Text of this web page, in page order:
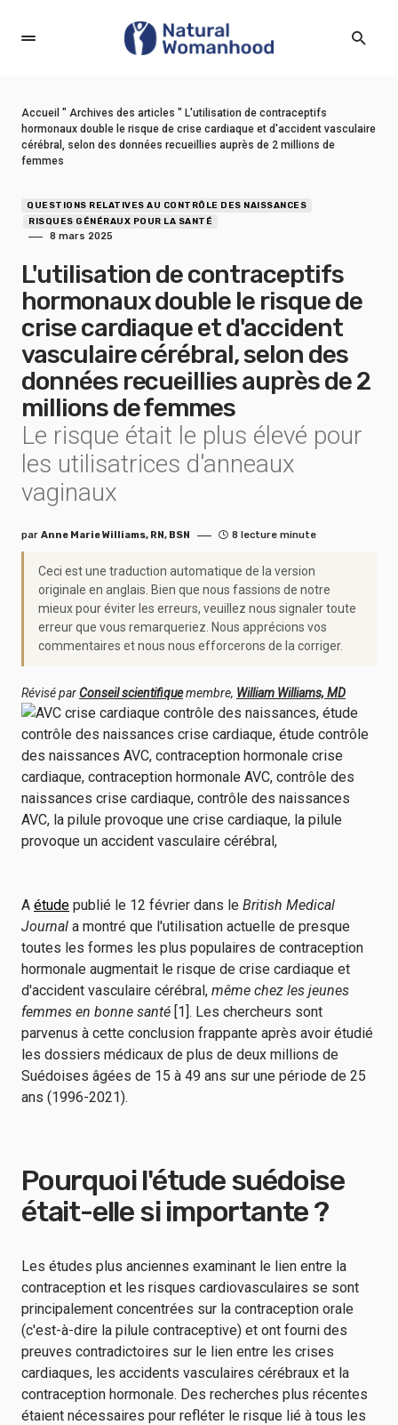
Accueil " Archives des articles " L'utilisation de contraceptifs
hormonaux double le risque de crise cardiaque et d'accident vasculaire
cérébral, selon des données recueillies auprès de 2 millions de
femmes
QUESTIONS RELATIVES AU CONTRÔLE DES NAISSANCES
RISQUES GÉNÉRAUX POUR LA SANTÉ
8 mars 2025
L'utilisation de contraceptifs
hormonaux double le risque de
crise cardiaque et d'accident
vasculaire cérébral, selon des
données recueillies auprès de 2
millions de femmes
Le risque était le plus élevé pour
les utilisatrices d'anneaux
vaginaux
par Anne Marie Williams, RN, BSN 8 lecture minute
Ceci est une traduction automatique de la version
originale en anglais. Bien que nous fassions de notre
mieux pour éviter les erreurs, veuillez nous signaler toute
erreur que vous remarqueriez. Nous apprécions vos
commentaires et nous nous efforcerons de la corriger.
Révisé parConseil scientifiquemembre, William Williams, MD
A étude publié le 12 février dans le British Medical
Journal a montré que l'utilisation actuelle de presque
toutes les formes les plus populaires de contraception
hormonale augmentait le risque de crise cardiaque et
d'accident vasculaire cérébral, même chez les jeunes
femmes en bonne santé [1]. Les chercheurs sont
parvenus à cette conclusion frappante après avoir étudié
les dossiers médicaux de plus de deux millions de
Suédoises âgées de 15 à 49 ans sur une période de 25
ans (1996-2021).
Pourquoi l'étude suédoise
était-elle si importante ?
Les études plus anciennes examinant le lien entre la
contraception et les risques cardiovasculaires se sont
principalement concentrées sur la contraception orale
(c'est-à-dire la pilule contraceptive) et ont fourni des
preuves contradictoires sur le lien entre les crises
cardiaques, les accidents vasculaires cérébraux et la
contraception hormonale. Des recherches plus récentes
étaient nécessaires pour refléter le risque lié à tous les